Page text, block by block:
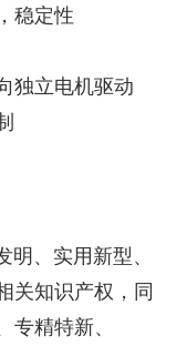
稳定性
独立电机驱动
、实用新型、
关知识产权，同
精特新、